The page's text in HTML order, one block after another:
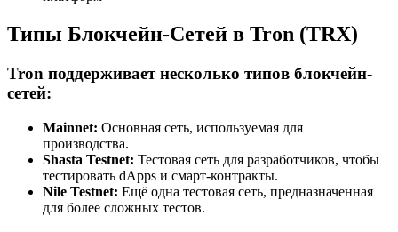
Типы Блокчейн-Сетей в Tron (TRX)
Tron поддерживает несколько типов блокчейн-
сетей:
Mainnet: Основная сеть, используемая для
производства.
Shasta Testnet: Тестовая сеть для разработчиков, чтобы
тестировать dApps и смарт-контракты.
Nile Testnet: Ещё одна тестовая сеть, предназначенная
для более сложных тестов.